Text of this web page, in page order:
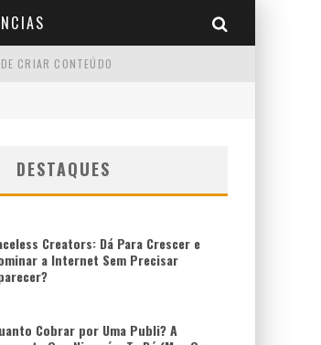
CRIAR CONTEÚDO
DESTAQUES
Creators: Dá Para Crescer e
a Internet Sem Precisar
Cobrar por Uma Publi? A